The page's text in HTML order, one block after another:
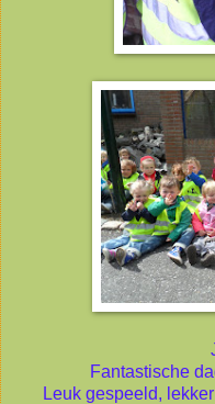
Fantastische
Leuk gespeeld,